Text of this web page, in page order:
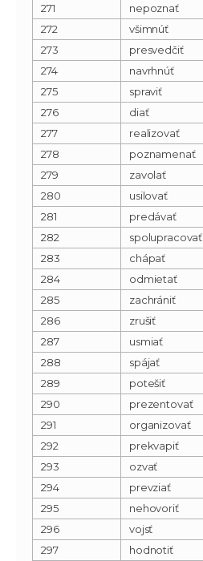
271
nepoznať
272
všimnúť
273
presvedčiť
274
navrhnúť
275
spraviť
276
diať
277
realizovať
278
poznamenať
279
zavolať
280
usilovať
281
predávať
282
spolupracovať
283
chápať
284
odmietať
285
zachrániť
286
zrušiť
287
usmiať
288
spájať
289
potešiť
290
prezentovať
291
organizovať
292
prekvapiť
293
ozvať
294
prevziať
295
nehovoriť
296
vojsť
297
hodnotiť